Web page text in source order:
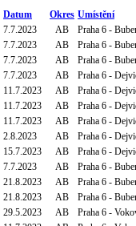
Datum Okres Umístění
7.7.2023 AB
Praha 6 -
7.7.2023 AB
Praha 6 -
7.7.2023 AB
Praha 6 -
7.7.2023 AB
Praha 6 -
11.7.2023 AB
Praha 6 -
11.7.2023 AB
Praha 6 -
11.7.2023 AB
Praha 6 -
2.8.2023 AB
Praha 6 -
15.7.2023 AB
Praha 6 -
7.7.2023 AB
Praha 6 -
21.8.2023 AB
Praha 6 -
21.8.2023 AB
Praha 6 -
29.5.2023 AB
Praha 6 -